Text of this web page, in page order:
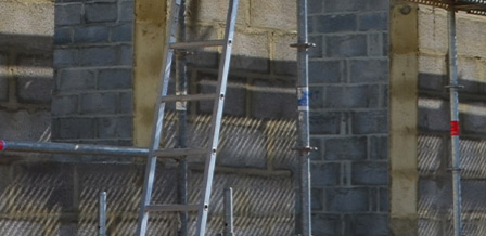
Améliorer le confort et la
performance du logement
La rénovation constitue une opportunité majeure
pour renforcer le confort et les performances